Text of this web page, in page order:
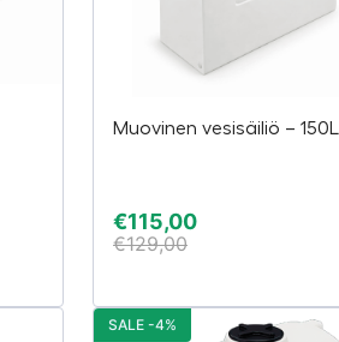
Muovinen vesisäiliö – 150L
€115,00
€129,00
SALE -4%